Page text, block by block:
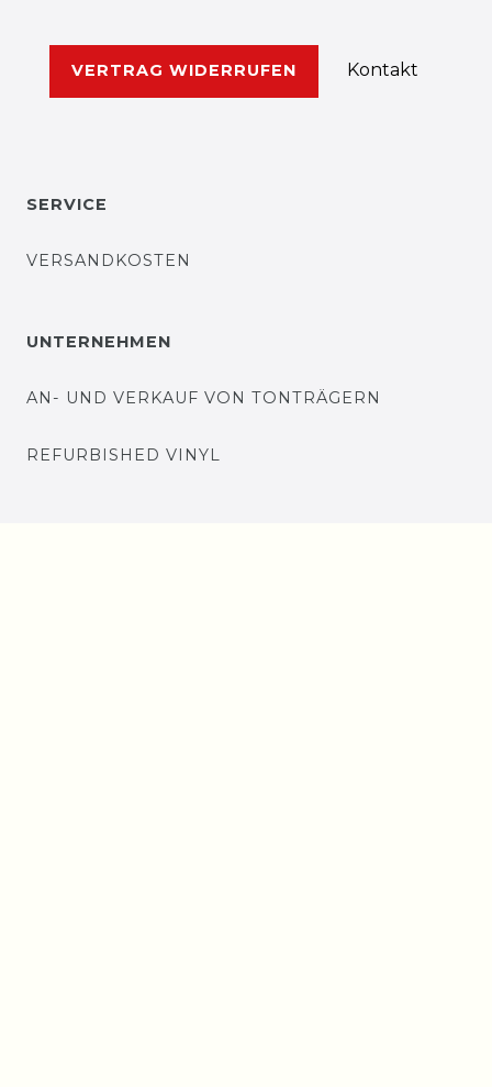
VERTRAG WIDERRUFEN Kontakt
SERVICE
VERSANDKOSTEN
UNTERNEHMEN
AN- UND VERKAUF VON TONTRÄGERN
REFURBISHED VINYL